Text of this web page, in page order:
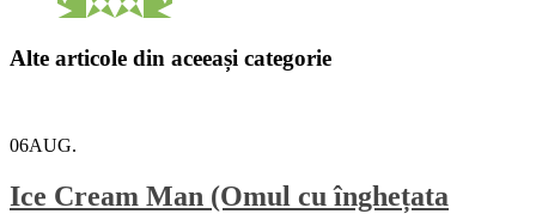
Alte articole din aceeași categorie
06AUG.
Ice Cream Man (Omul cu înghețata